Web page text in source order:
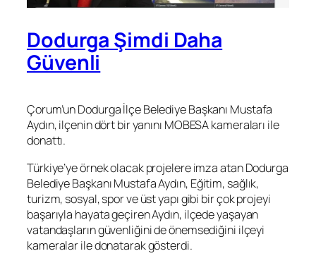
Dodurga Şimdi Daha
Güvenli
Çorum’un Dodurga İlçe Belediye Başkanı Mustafa
Aydın, ilçenin dört bir yanını MOBESA kameraları ile
donattı.
Türkiye’ye örnek olacak projelere imza atan Dodurga
Belediye Başkanı Mustafa Aydın, Eğitim, sağlık,
turizm, sosyal, spor ve üst yapı gibi bir çok projeyi
başarıyla hayata geçiren Aydın, ilçede yaşayan
vatandaşların güvenliğini de önemsediğini ilçeyi
kameralar ile donatarak gösterdi.